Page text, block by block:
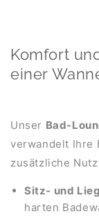
Komfort
einer
Unser Bad-
verwandelt Ihre
zusätzliche
Sitz- und
harten